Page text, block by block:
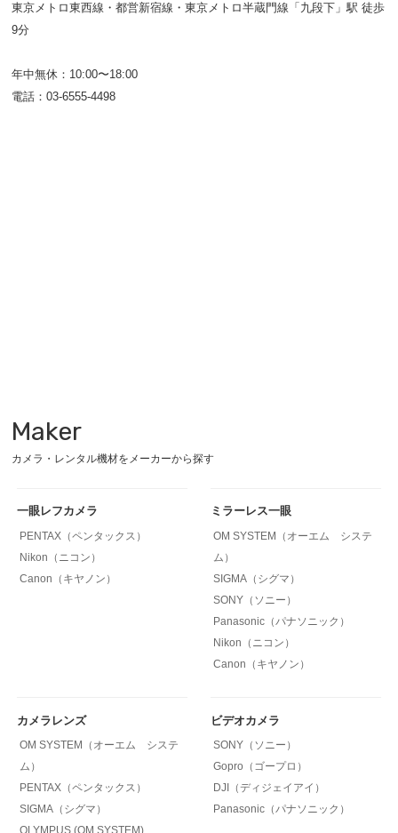
東京メトロ東西線・都営新宿線・東京メトロ半蔵門線「九段下」駅 徒歩
9分
年中無休：10:00〜18:00
電話：03-6555-4498
Maker
カメラ・レンタル機材をメーカーから探す
一眼レフカメラ
PENTAX（ペンタックス）
Nikon（ニコン）
Canon（キヤノン）
ミラーレス一眼
OM SYSTEM（オーエム システ
ム）
SIGMA（シグマ）
SONY（ソニー）
Panasonic（パナソニック）
Nikon（ニコン）
Canon（キヤノン）
カメラレンズ
OM SYSTEM（オーエム システ
ム）
PENTAX（ペンタックス）
SIGMA（シグマ）
OLYMPUS (OM SYSTEM)
ビデオカメラ
SONY（ソニー）
Gopro（ゴープロ）
DJI（ディジェイアイ）
Panasonic（パナソニック）